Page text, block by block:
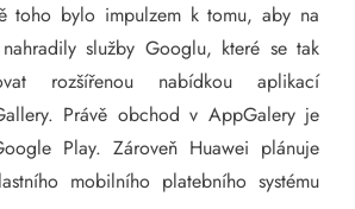
toho bylo impulzem k tomu, aby na
služby Googlu, které se tak
rozšířenou nabídkou aplikací
Právě obchod v AppGalery je
Play. Zároveň Huawei plánuje
mobilního platebního systému